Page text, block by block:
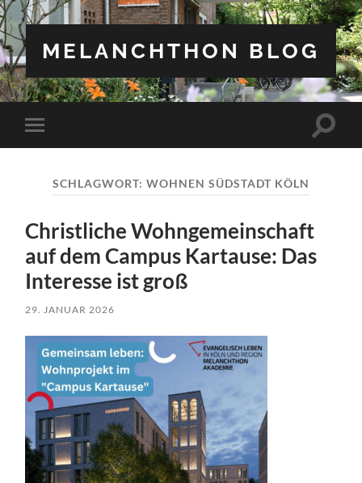
MELANCHTHON BLOG
Mobile-
Menü
SCHLAGWORT: WOHNEN SÜDSTADT KÖLN
Christliche Wohngemeinschaft
auf dem Campus Kartause: Das
Interesse ist groß
29. JANUAR 2026